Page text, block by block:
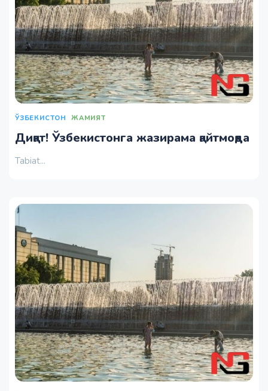
ЎЗБЕКИСТОН ЖАМИЯТ
Диққат! Ўзбекистонга жазирама қайтмоқда
Tabiat...